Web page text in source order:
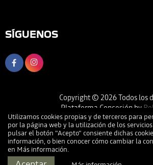
Utilizamos cookies propias y de terceros para
por la página web y la utilización de los
pulsar el botón "Acepto" consiente dichas
información, o bien conocer cómo cambiar la
en Más información.
Llamar Pedir Cita
SÍGUENOS
Copyright © 2026 Todos los
Plataforma Concesión by